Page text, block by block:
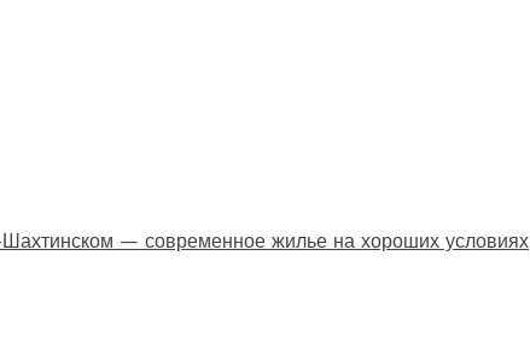
— современное жилье на хороших условиях